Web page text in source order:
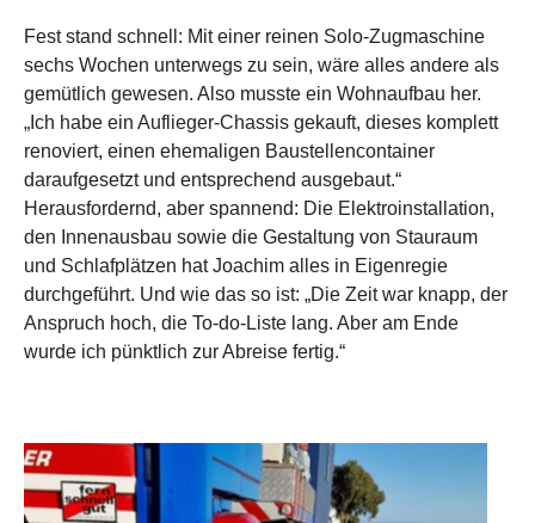
Fest stand schnell: Mit einer reinen Solo-Zugmaschine
sechs Wochen unterwegs zu sein, wäre alles andere als
gemütlich gewesen. Also musste ein Wohnaufbau her.
„Ich habe ein Auflieger-Chassis gekauft, dieses komplett
renoviert, einen ehemaligen Baustellencontainer
daraufgesetzt und entsprechend ausgebaut.“
Herausfordernd, aber spannend: Die Elektroinstallation,
den Innenausbau sowie die Gestaltung von Stauraum
und Schlafplätzen hat Joachim alles in Eigenregie
durchgeführt. Und wie das so ist: „Die Zeit war knapp, der
Anspruch hoch, die To-do-Liste lang. Aber am Ende
wurde ich pünktlich zur Abreise fertig.“